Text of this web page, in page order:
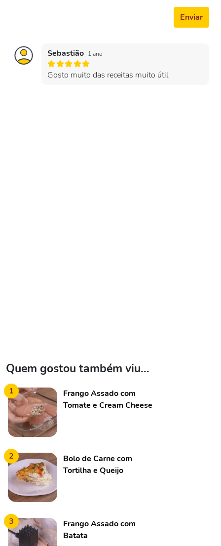
Enviar
Sebastião 1 ano
Gosto muito das receitas muito útil
Quem gostou também viu...
1
Frango Assado com
Tomate e Cream Cheese
2
Bolo de Carne com
Tortilha e Queijo
3
Frango Assado com
Batata